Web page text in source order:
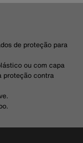
de proteção para
ou com capa
proteção contra